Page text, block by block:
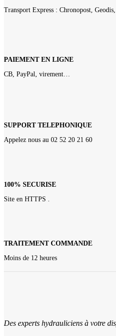
Transport Express : Chronopost,
PAIEMENT EN LIGNE
CB, PayPal, virement…
SUPPORT TELEPHONIQUE
Appelez nous au 02 52 20 21 60
100% SECURISE
Site en HTTPS .
TRAITEMENT COMMANDE
Moins de 12 heures
Des experts hydrauliciens à votre